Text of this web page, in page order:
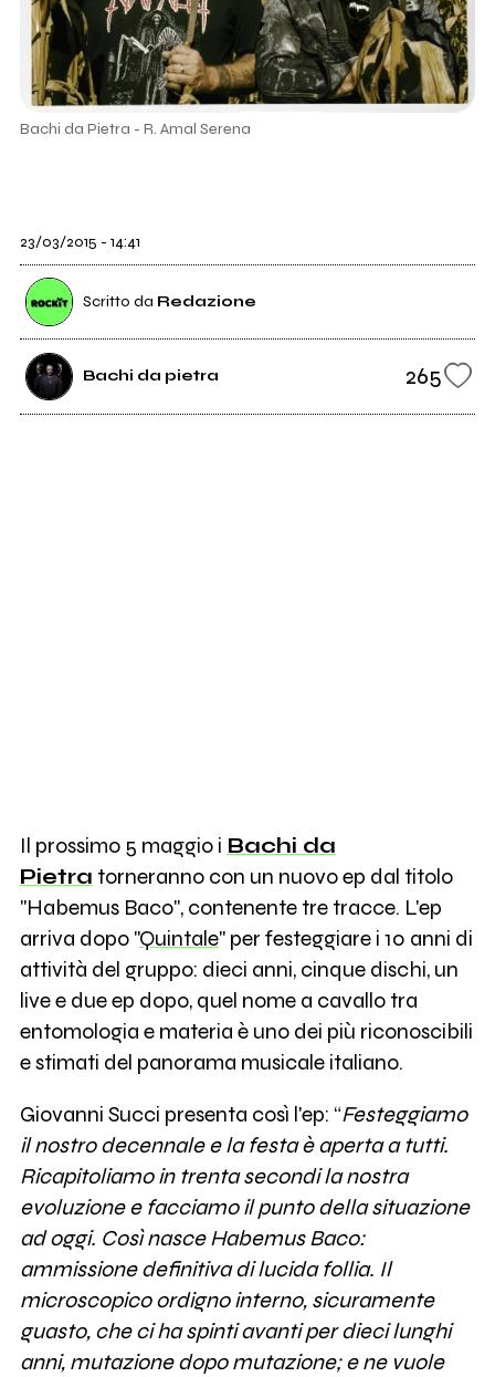
Bachi da Pietra - R. Amal Serena
23/03/2015 - 14:41
Scritto da Redazione
Bachi da pietra 265
Il prossimo 5 maggio i Bachi da
Pietra torneranno con un nuovo ep dal titolo
"Habemus Baco", contenente tre tracce. L'ep
arriva dopo "Quintale" per festeggiare i 10 anni di
attività del gruppo: dieci anni, cinque dischi, un
live e due ep dopo, quel nome a cavallo tra
entomologia e materia è uno dei più riconoscibili
e stimati del panorama musicale italiano.
Giovanni Succi presenta così l'ep: “Festeggiamo
il nostro decennale e la festa è aperta a tutti.
Ricapitoliamo in trenta secondi la nostra
evoluzione e facciamo il punto della situazione
ad oggi. Così nasce Habemus Baco:
ammissione definitiva di lucida follia. Il
microscopico ordigno interno, sicuramente
guasto, che ci ha spinti avanti per dieci lunghi
anni, mutazione dopo mutazione; e ne vuole